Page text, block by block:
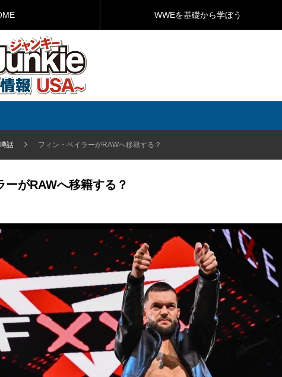
WWEを基礎から学ぼう
噂話 フィン・ベイラーがRAWへ移籍する？
ーがRAWへ移籍する？